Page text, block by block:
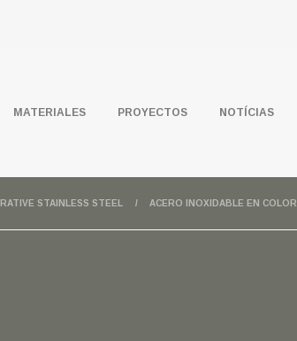
MATERIALES PROYECTOS NOTÍCIAS
STAINLESS STEEL ACERO INOXIDABLE EN COLOR